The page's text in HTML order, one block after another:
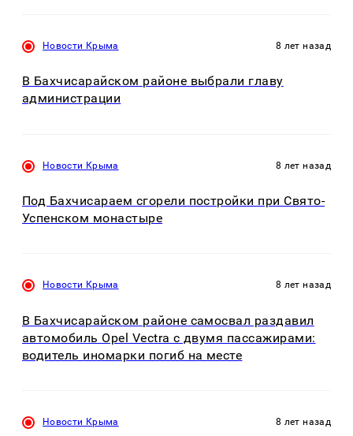
Новости Крыма 8 лет назад
В Бахчисарайском районе выбрали главу
администрации
Новости Крыма 8 лет назад
Под Бахчисараем сгорели постройки при Свято-
Успенском монастыре
Новости Крыма 8 лет назад
В Бахчисарайском районе самосвал раздавил
автомобиль Opel Vectra с двумя пассажирами:
водитель иномарки погиб на месте
Новости Крыма 8 лет назад